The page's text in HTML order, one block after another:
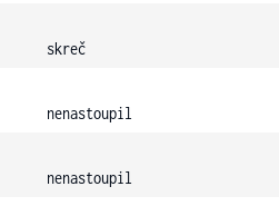
skreč
nenastoupil
nenastoupil